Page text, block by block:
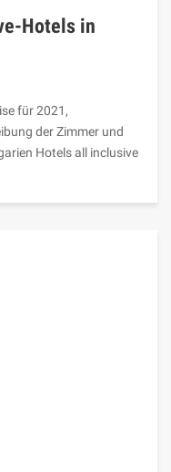
Hotels in
für 2021,
der Zimmer und
Hotels all inclusive